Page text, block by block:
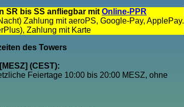
SR bis SS anfliegbar mit Online-PPR
Zahlung mit aeroPS, Google-Pay, ApplePay.
Zahlung mit Karte
des Towers
(CEST):
Feiertage 10:00 bis 20:00 MESZ, ohne